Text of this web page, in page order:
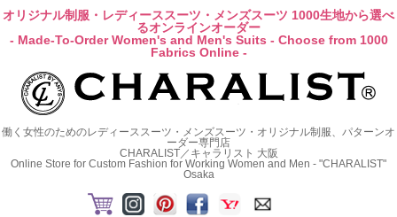
オリジナル制服・レディーススーツ・メンズスーツ 1000生地から選べ
るオンラインオーダー
- Made-To-Order Women's and Men's Suits - Choose from 1000
Fabrics Online -
働く女性のためのレディーススーツ・メンズスーツ・オリジナル制服、パターンオ
ーダー専門店
CHARALIST／キャラリスト 大阪
Online Store for Custom Fashion for Working Women and Men - "CHARALIST"
Osaka